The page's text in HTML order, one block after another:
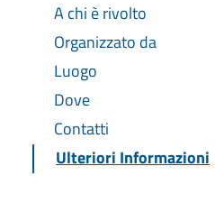
A chi è rivolto
Organizzato da
Luogo
Dove
Contatti
Ulteriori Informazioni